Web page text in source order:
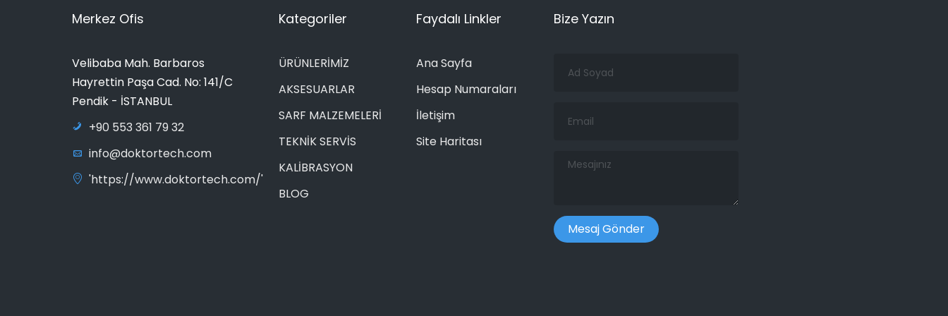
Merkez Ofis
Velibaba Mah. Barbaros
Hayrettin Paşa Cad. No: 141/C
Pendik - İSTANBUL
+90 553 361 79 32
info@doktortech.com
'https://www.doktortech.com/'
Kategoriler
ÜRÜNLERİMİZ
AKSESUARLAR
SARF MALZEMELERİ
TEKNİK SERVİS
KALİBRASYON
BLOG
Faydalı Linkler
Ana Sayfa
Hesap Numaraları
İletişim
Site Haritası
Bize Yazın
Soyad
Mesajınız